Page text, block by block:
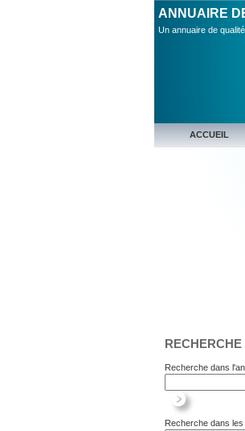
ANNUAIRE
Un annuaire de
ACCUEIL
RECHERCHE
Recherche dans
Recherche dans les